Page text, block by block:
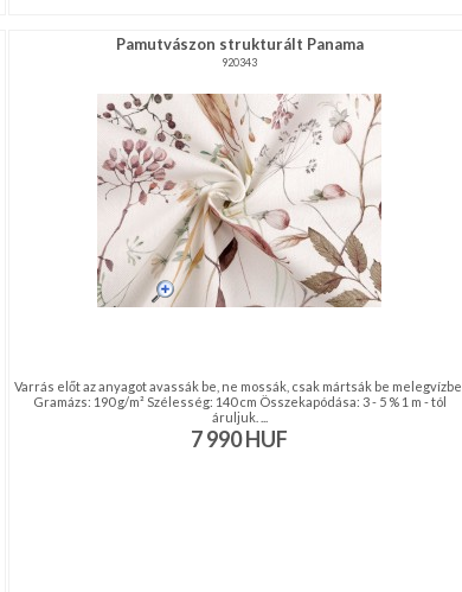
Pamutvászon strukturált Panama
920343
Varrás előt az anyagot avassák be, ne mossák, csak mártsák be melegvízbe.
Gramázs: 190 g/m² Szélesség: 140 cm Összekapódása: 3 - 5 % 1 m - tól
áruljuk. ...
7 990HUF